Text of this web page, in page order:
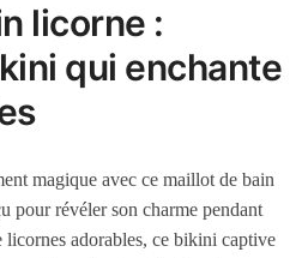
licorne :
qui enchante
magique avec ce maillot de bain
pour révéler son charme pendant
licornes adorables, ce bikini captive